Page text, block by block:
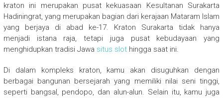
kraton ini merupakan pusat kekuasaan Kesultanan Surakarta
Hadiningrat, yang merupakan bagian dari kerajaan Mataram Islam
yang berjaya di abad ke-17. Kraton Surakarta tidak hanya
menjadi istana raja, tetapi juga pusat kebudayaan yang
menghidupkan tradisi Jawa situs slothingga saat ini.
Di dalam kompleks kraton, kamu akan disuguhkan dengan
berbagai bangunan bersejarah yang memiliki nilai seni tinggi,
seperti bangsal, pendopo, dan alun-alun. Selain itu, kamu juga